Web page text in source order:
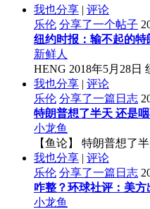
我也分享 | 评论
乐伦 分享了一个帖子
纽约时报：输不起的特
新鲜人
HENG 2018年5月28
我也分享 | 评论
乐伦 分享了一篇日志
特朗普想了半天 还是
小龙鱼
【鱼论】 特朗普想了
我也分享 | 评论
乐伦 分享了一篇日志
咋整？环球社评：美
小龙鱼